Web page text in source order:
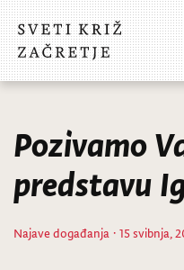
Pozivamo
predstavu
Najave događanja · 15 svibnja,